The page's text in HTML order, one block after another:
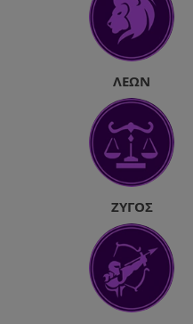
ΛΈΩΝ
ΖΥΓΌΣ